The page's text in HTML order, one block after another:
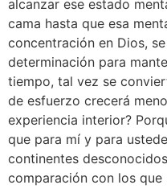
alcanzar ese estado
cama hasta que esa
concentración en Dios,
determinación para
tiempo, tal vez se
de esfuerzo crecerá
experiencia interior?
que para mí y para
continentes
comparación con los que